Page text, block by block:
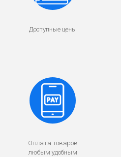
Доступные цены
Оплата товаров
любым удобным